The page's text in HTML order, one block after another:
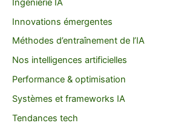
Innovations émergentes
Méthodes d’entraînement de l’IA
Nos intelligences artificielles
Performance & optimisation
Systèmes et frameworks IA
Tendances tech